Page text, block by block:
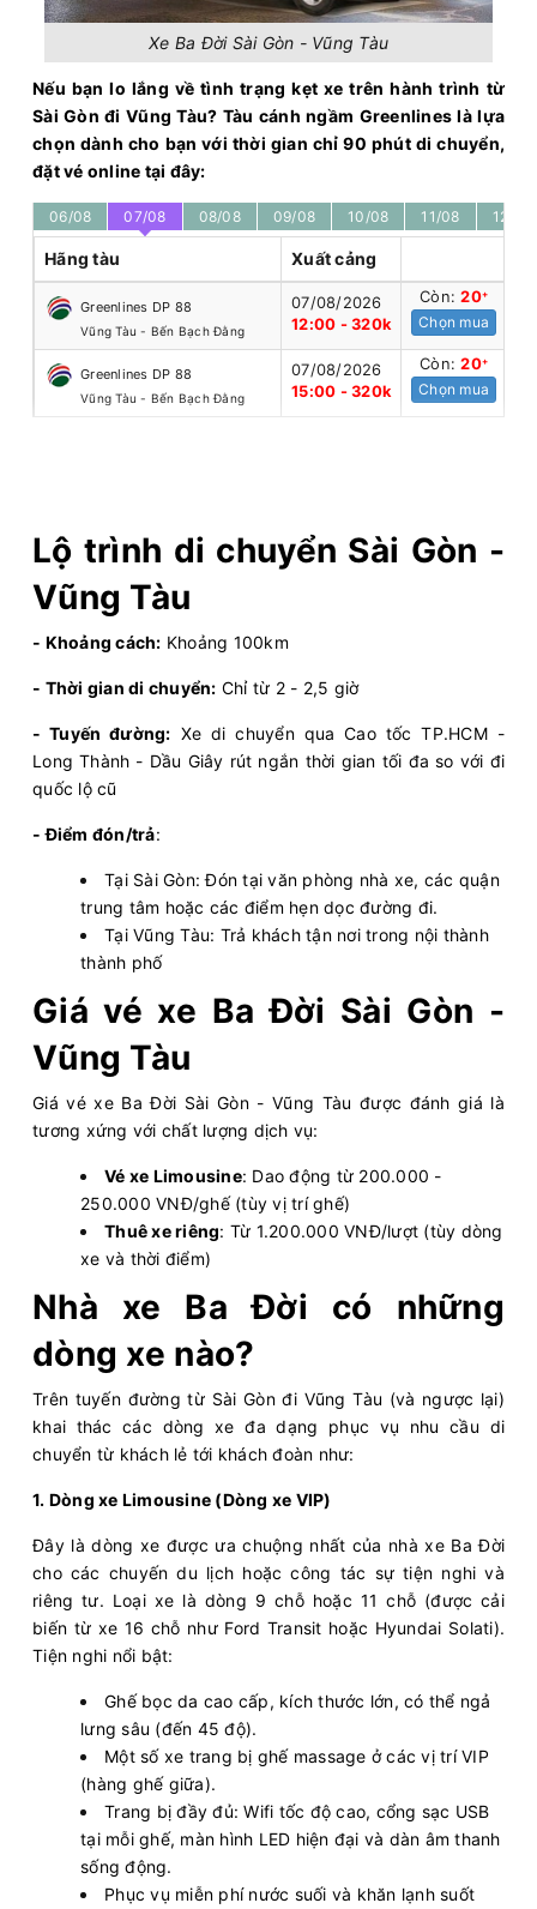
Xe Ba Đời Sài Gòn - Vũng Tàu
Nếu bạn lo lắng về tình trạng kẹt xe trên hành trình từ
Sài Gòn đi Vũng Tàu? Tàu cánh ngầm Greenlines là lựa
chọn dành cho bạn với thời gian chỉ 90 phút di chuyển,
đặt vé online tại đây:
06/08 07/08 08/08 09/08 10/08 11/08 12/08
Hãng tàu Xuất cảng
Greenlines DP 88
Vũng Tàu - Bến Bạch Đằng
07/08/2026
12:00 - 320k
Còn:20+
Chọn mua
Greenlines DP 88
Vũng Tàu - Bến Bạch Đằng
07/08/2026
15:00 - 320k
Còn:20+
Chọn mua
Lộ trình di chuyển Sài Gòn -
Vũng Tàu
- Khoảng cách: Khoảng 100km
- Thời gian di chuyển: Chỉ từ 2 - 2,5 giờ
- Tuyến đường: Xe di chuyển qua Cao tốc TP.HCM -
Long Thành - Dầu Giây rút ngắn thời gian tối đa so với đi
quốc lộ cũ
- Điểm đón/trả:
Tại Sài Gòn: Đón tại văn phòng nhà xe, các quận
trung tâm hoặc các điểm hẹn dọc đường đi.
Tại Vũng Tàu: Trả khách tận nơi trong nội thành
thành phố
Giá vé xe Ba Đời Sài Gòn -
Vũng Tàu
Giá vé xe Ba Đời Sài Gòn - Vũng Tàu được đánh giá là
tương xứng với chất lượng dịch vụ:
Vé xe Limousine: Dao động từ 200.000 -
250.000 VNĐ/ghế (tùy vị trí ghế)
Thuê xe riêng: Từ 1.200.000 VNĐ/lượt (tùy dòng
xe và thời điểm)
Nhà xe Ba Đời có những
dòng xe nào?
Trên tuyến đường từ Sài Gòn đi Vũng Tàu (và ngược lại)
khai thác các dòng xe đa dạng phục vụ nhu cầu di
chuyển từ khách lẻ tới khách đoàn như:
1. Dòng xe Limousine (Dòng xe VIP)
Đây là dòng xe được ưa chuộng nhất của nhà xe Ba Đời
cho các chuyến du lịch hoặc công tác sự tiện nghi và
riêng tư. Loại xe là dòng 9 chỗ hoặc 11 chỗ (được cải
biến từ xe 16 chỗ như Ford Transit hoặc Hyundai Solati).
Tiện nghi nổi bật:
Ghế bọc da cao cấp, kích thước lớn, có thể ngả
lưng sâu (đến 45 độ).
Một số xe trang bị ghế massage ở các vị trí VIP
(hàng ghế giữa).
Trang bị đầy đủ: Wifi tốc độ cao, cổng sạc USB
tại mỗi ghế, màn hình LED hiện đại và dàn âm thanh
sống động.
Phục vụ miễn phí nước suối và khăn lạnh suốt